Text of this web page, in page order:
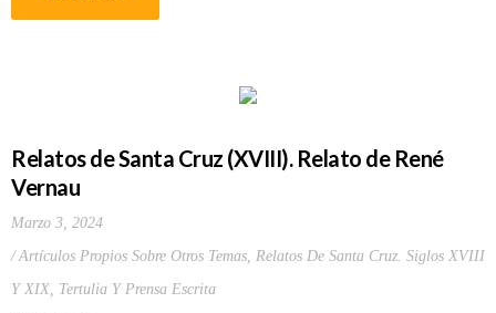
Relatos de Santa Cruz (XVIII). Relato de René
Vernau
Marzo 3, 2024
Artículos Propios Sobre Otros Temas, Relatos De Santa Cruz. Siglos XVIII
Y XIX, Tertulia Y Prensa Escrita